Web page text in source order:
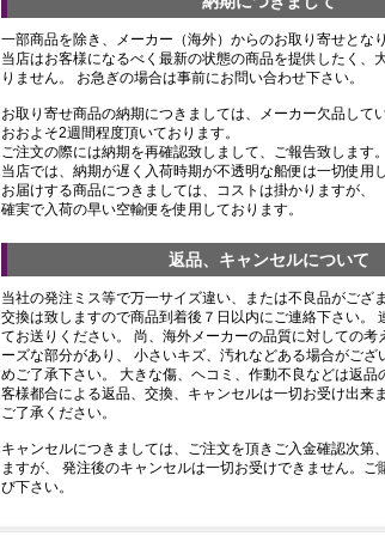
一部商品を除き、メーカー（海外）からのお取り寄せとなり
当店はお客様になるべく最新の状態の商品を提供したく、
りません。 お急ぎの場合は事前にお問い合わせ下さい。
お取り寄せ商品の納期につきましては、メーカー欠品して
おおよそ2週間程度頂いております。
ご注文の際には納期を再確認致しまして、ご報告致します。
当店では、納期が遅く入荷時期が不透明な船便は一切使用
お届けする商品につきましては、コストは掛かりますが、
確実で入荷の早い空輸便を使用しております。
返品、キャンセルについて
当社の発注ミス等で万一サイズ違い、または不良品がござ
交換は致しますので商品到着後７日以内にご連絡下さい。
てお送りください。 尚、海外メーカーの品質に対しての考
ーズな部分があり、 小さいキズ、汚れなどある場合がござ
めご了承下さい。 大きな傷、ヘコミ、作動不良などは返品
客様都合による返品、交換、キャンセルは一切お受け出来
ご了承ください。
キャンセルにつきましては、ご注文を頂きご入金確認次第
ますが、 発注後のキャンセルは一切お受けできません。ご
び下さい。